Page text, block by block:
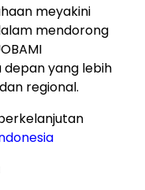
meyakini
mendorong
yang lebih
dan regional.